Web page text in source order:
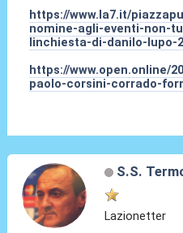
https://www.la7.it/
nomine-agli-eventi-non-
linchiesta-di-danilo-lupo-
https://www.open.online/
paolo-corsini-corrado-
S.S.
Lazionetter